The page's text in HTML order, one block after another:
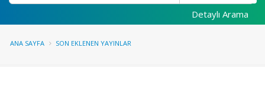
Detaylı Arama
ANA SAYFA SON EKLENEN YAYINLAR